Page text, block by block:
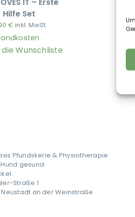
Hilfe Set
€ inkl. MwSt.
die Wunschliste
Pfundskerle & Physiotherapie
gesund
Straße 1
Neustadt an der Weinstraße